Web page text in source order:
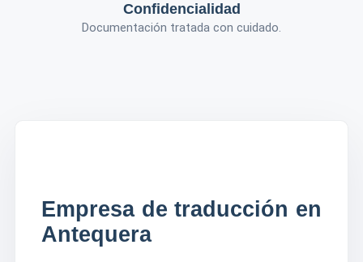
Confidencialidad
Documentación tratada con cuidado.
Empresa de traducción en
Antequera